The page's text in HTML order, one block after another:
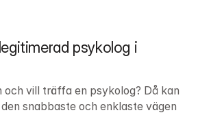
psykolog i
och vill träffa en psykolog? Då kan
snabbaste och enklaste vägen